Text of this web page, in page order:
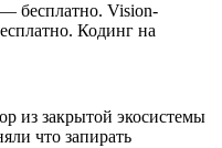
бесплатно. Vision-
Кодинг на
из закрытой экосистемы
что запирать